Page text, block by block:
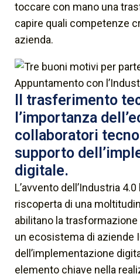
toccare con mano una
capire quali competenze
azienda.
Il trasferimento
l’importanza
collaboratori
supporto
digitale.
L’avvento dell’Industria
riscoperta di una
abilitano la
un ecosistema di aziende
dell’implementazione
elemento chiave nella